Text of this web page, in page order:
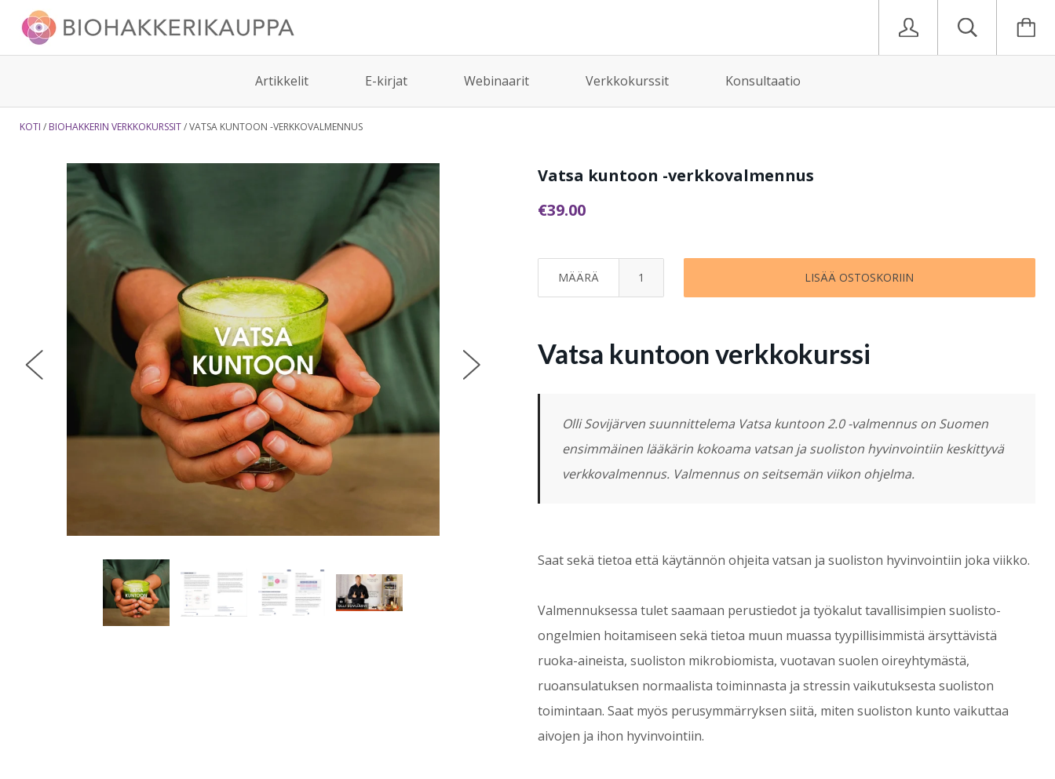
Artikkelit E-kirjat Webinaarit Verkkokurssit Konsultaatio
KOTI BIOHAKKERIN VERKKOKURSSIT VATSA KUNTOON -VERKKOVALMENNUS
Vatsa kuntoon -verkkovalmennus
€39.00
MÄÄRÄ LISÄÄ OSTOSKORIIN
Vatsa kuntoon verkkokurssi
Olli Sovijärven suunnittelema Vatsa kuntoon 2.0 -valmennus on Suomen
ensimmäinen lääkärin kokoama vatsan ja suoliston hyvinvointiin keskittyvä
verkkovalmennus. Valmennus on seitsemän viikon ohjelma.
Saat sekä tietoa että käytännön ohjeita vatsan ja suoliston hyvinvointiin joka viikko.
Valmennuksessa tulet saamaan perustiedot ja työkalut tavallisimpien suolisto-
ongelmien hoitamiseen sekä tietoa muun muassa tyypillisimmistä ärsyttävistä
ruoka-aineista, suoliston mikrobiomista, vuotavan suolen oireyhtymästä,
ruoansulatuksen normaalista toiminnasta ja stressin vaikutuksesta suoliston
toimintaan. Saat myös perusymmärryksen siitä, miten suoliston kunto vaikuttaa
aivojen ja ihon hyvinvointiin.